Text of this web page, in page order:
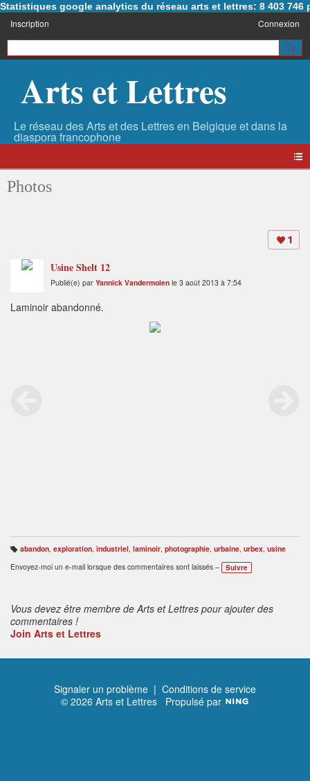
Statistiques google analytics du réseau arts et lettres: 8 403 746
Inscription Connexion
Arts et Lettres
Photos
1
Usine Shelt 12
Publié(e) par Yannick Vandermolen le 3 août 2013 à 7:54
Laminoir abandonné.
B
ali
s
abandon, exploration, industriel, laminoir, photographie, urbaine, urbex, usine
Envoyez-moi un e-mail lorsque des commentaires sont laissés –
Suivre
Vous devez être membre de Arts et Lettres pour ajouter des
commentaires !
Join Arts et Lettres
Signaler un problème | Conditions de service
© 2026 Arts et Lettres Propulsé par